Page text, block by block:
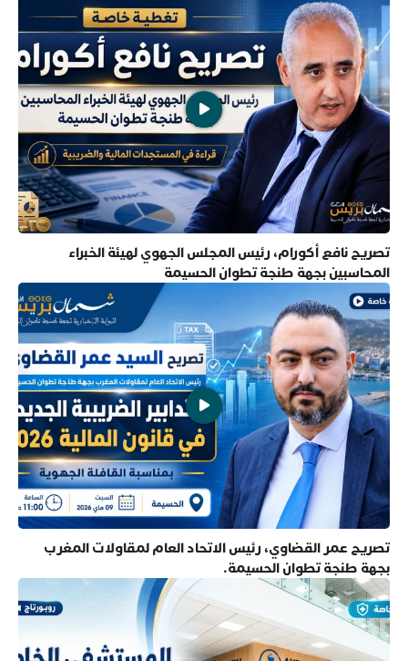
تصريح نافع أكورام، رئيس المجلس الجهوي لهيئة الخبراء
المحاسبين بجهة طنجة تطوان الحسيمة
تصريح عمر القضاوي، رئيس الاتحاد العام لمقاولات المغرب
بجهة طنجة تطوان الحسيمة.